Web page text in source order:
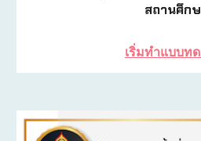
สถานศึก
เริ่มทำแบบท